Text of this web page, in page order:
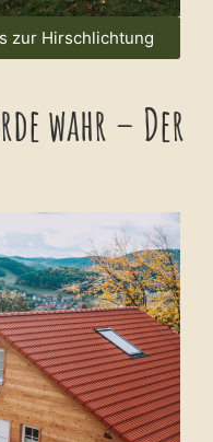
zur Hirschlichtung
wahr – Der